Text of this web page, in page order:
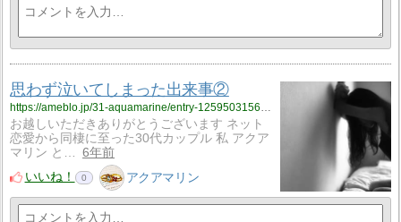
思わず泣いてしまった出来事②
https://ameblo.jp/31-aquamarine/entry-12595031569.html
お越しいただきありがとうございます ネット
恋愛から同棲に至った30代カップル 私 アクア
マリン と…
6年前
いいね！
0 アクアマリン